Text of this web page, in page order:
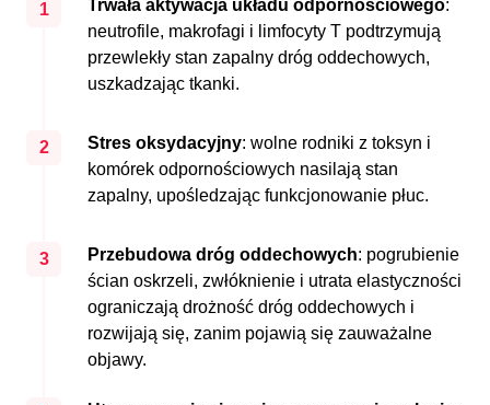
1 Trwała aktywacja układu odpornościowego:
neutrofile, makrofagi i limfocyty T podtrzymują
przewlekły stan zapalny dróg oddechowych,
uszkadzając tkanki.
2 Stres oksydacyjny: wolne rodniki z toksyn i
komórek odpornościowych nasilają stan
zapalny, upośledzając funkcjonowanie płuc.
3 Przebudowa dróg oddechowych: pogrubienie
ścian oskrzeli, zwłóknienie i utrata elastyczności
ograniczają drożność dróg oddechowych i
rozwijają się, zanim pojawią się zauważalne
objawy.